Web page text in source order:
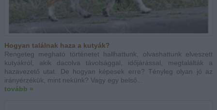
Hogyan találnak haza a kutyák?
Rengeteg megható történetet hallhattunk, olvashattunk elveszett
kutyákról, akik dacolva távolsággal, időjárással, megtalálták a
hazavezető utat. De hogyan képesek erre? Tényleg olyan jó az
irányérzékük, mint nekünk? Vagy egy belső...
tovább »